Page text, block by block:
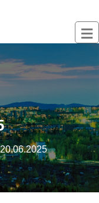
20.06.2025